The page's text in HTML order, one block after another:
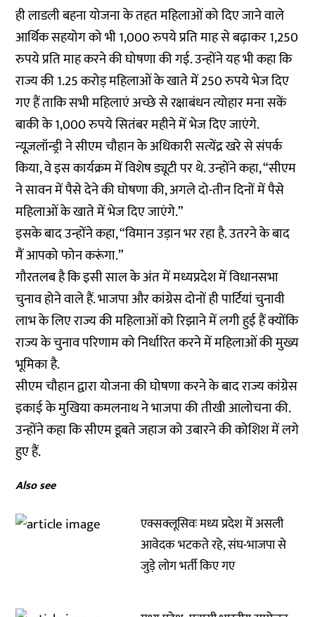
ही लाडली बहना योजना के तहत महिलाओं को दिए जाने वाले
आर्थिक सहयोग को भी 1,000 रुपये प्रति माह से बढ़ाकर 1,250
रुपये प्रति माह करने की घोषणा की गई. उन्होंने यह भी कहा कि
राज्य की 1.25 करोड़ महिलाओं के खाते में 250 रुपये भेज दिए
गए हैं ताकि सभी महिलाएं अच्छे से रक्षाबंधन त्योहार मना सकें
बाकी के 1,000 रुपये सितंबर महीने में भेज दिए जाएंगे.
न्यूज़लॉन्ड्री ने सीएम चौहान के अधिकारी सत्येंद्र खरे से संपर्क
किया, वे इस कार्यक्रम में विशेष ड्यूटी पर थे. उन्होंने कहा, “सीएम
ने सावन में पैसे देने की घोषणा की, अगले दो-तीन दिनों में पैसे
महिलाओं के खाते में भेज दिए जाएंगे.”
इसके बाद उन्होंने कहा, “विमान उड़ान भर रहा है. उतरने के बाद
मैं आपको फोन करूंगा.”
गौरतलब है कि इसी साल के अंत में मध्यप्रदेश में विधानसभा
चुनाव होने वाले हैं. भाजपा और कांग्रेस दोनों ही पार्टियां चुनावी
लाभ के लिए राज्य की महिलाओं को रिझाने में लगी हुई हैं क्योंकि
राज्य के चुनाव परिणाम को निर्धारित करने में महिलाओं की मुख्य
भूमिका है.
सीएम चौहान द्वारा योजना की घोषणा करने के बाद राज्य कांग्रेस
इकाई के मुखिया कमलनाथ ने भाजपा की तीखी आलोचना की.
उन्होंने कहा कि सीएम डूबते जहाज को उबारने की कोशिश में लगे
हुए हैं.
Also see
एक्सक्लूसिवः मध्य प्रदेश में असली
आवेदक भटकते रहे, संघ-भाजपा से
जुड़े लोग भर्ती किए गए